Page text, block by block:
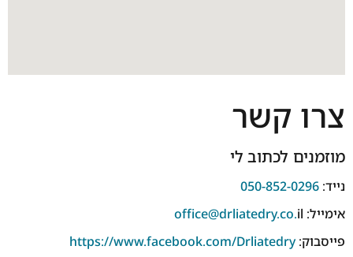
צרו קשר
מוזמנים לכתוב לי
נייד: 050-852-0296
אימייל:
office@drliatedry.co.il
פייסבוק:https://www.facebook.com/Drliatedry